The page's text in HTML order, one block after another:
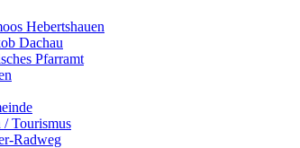
Hebertshauen
Dachau
Pfarramt
/ Tourismus
Radweg